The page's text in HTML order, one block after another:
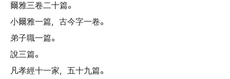
爾雅三卷二十篇。
小爾雅一篇， 古今字一卷。
弟子職一篇。
說三篇。
凡孝經十一家， 五十九篇。